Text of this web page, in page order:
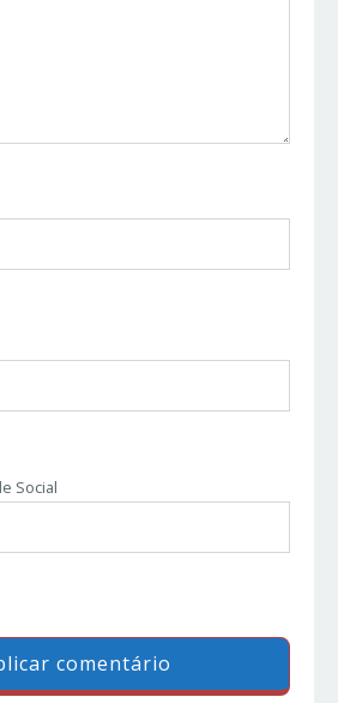
Social